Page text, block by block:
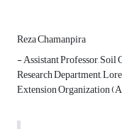
Reza Chamanpira
- Assistant Professor, Soil
Research Department,
Extension Organization